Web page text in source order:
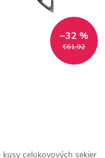
€61,92
–32 %
kusy celokovových sekier